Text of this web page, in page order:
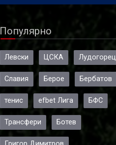
Популярно
Левски ЦСКА Лудогорец
Славия Берое Бербатов
тенис efbet Лига БФС
Трансфери Ботев